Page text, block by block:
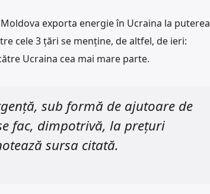
exporta energie în Ucraina la puterea
cele 3 țări se menține, de altfel, de ieri:
Ucraina cea mai mare parte.
sub formă de ajutoare de
fac, dimpotrivă, la prețuri
sursa citată.